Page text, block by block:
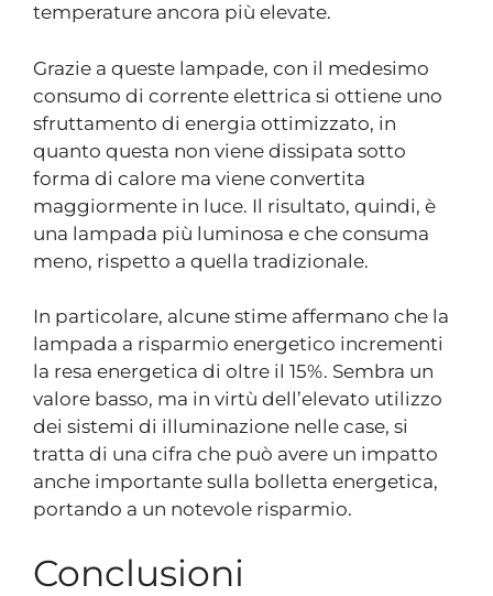
temperature ancora più elevate.
Grazie a queste lampade, con il medesimo
consumo di corrente elettrica si ottiene uno
sfruttamento di energia ottimizzato, in
quanto questa non viene dissipata sotto
forma di calore ma viene convertita
maggiormente in luce. Il risultato, quindi, è
una lampada più luminosa e che consuma
meno, rispetto a quella tradizionale.
In particolare, alcune stime affermano che la
lampada a risparmio energetico incrementi
la resa energetica di oltre il 15%. Sembra un
valore basso, ma in virtù dell’elevato utilizzo
dei sistemi di illuminazione nelle case, si
tratta di una cifra che può avere un impatto
anche importante sulla bolletta energetica,
portando a un notevole risparmio.
Conclusioni